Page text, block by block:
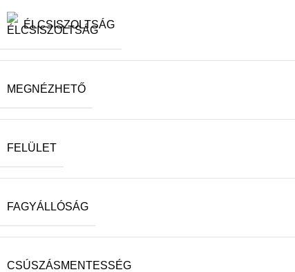
ÉLCSISZOLTSÁG
MEGNÉZHETŐ
FELÜLET
FAGYÁLLÓSÁG
CSÚSZÁSMENTESSÉG